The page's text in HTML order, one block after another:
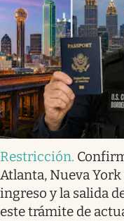
Restricción.
Atlanta, Nueva
ingreso y la salida
este trámite de